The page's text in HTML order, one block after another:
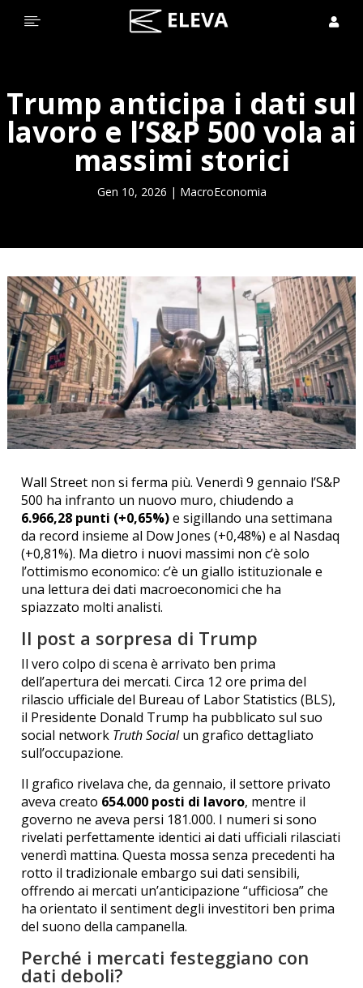
 
Trump anticipa i dati sul
lavoro e l’S&P 500 vola ai
massimi storici
Gen 10, 2026 | MacroEconomia
Wall Street non si ferma più. Venerdì 9 gennaio l’S&P
500 ha infranto un nuovo muro, chiudendo a
6.966,28 punti (+0,65%)e sigillando una settimana
da record insieme al Dow Jones (+0,48%) e al Nasdaq
(+0,81%). Ma dietro i nuovi massimi non c’è solo
l’ottimismo economico: c’è un giallo istituzionale e
una lettura dei dati macroeconomici che ha
spiazzato molti analisti.
Il post a sorpresa di Trump
Il vero colpo di scena è arrivato ben prima
dell’apertura dei mercati. Circa 12 ore prima del
rilascio ufficiale del Bureau of Labor Statistics (BLS),
il Presidente Donald Trump ha pubblicato sul suo
social network Truth Socialun grafico dettagliato
sull’occupazione.
Il grafico rivelava che, da gennaio, il settore privato
aveva creato 654.000 posti di lavoro, mentre il
governo ne aveva persi 181.000. I numeri si sono
rivelati perfettamente identici ai dati ufficiali rilasciati
venerdì mattina. Questa mossa senza precedenti ha
rotto il tradizionale embargo sui dati sensibili,
offrendo ai mercati un’anticipazione “ufficiosa” che
ha orientato il sentiment degli investitori ben prima
del suono della campanella.
Perché i mercati festeggiano con
dati deboli?